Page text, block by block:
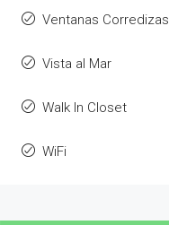
Ventanas Corredizas
Vista al Mar
Walk In Closet
WiFi